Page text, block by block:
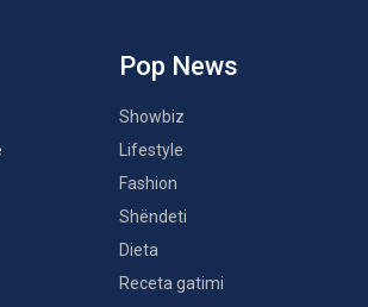
Pop News
Showbiz
Lifestyle
Fashion
Shëndeti
Dieta
Receta gatimi